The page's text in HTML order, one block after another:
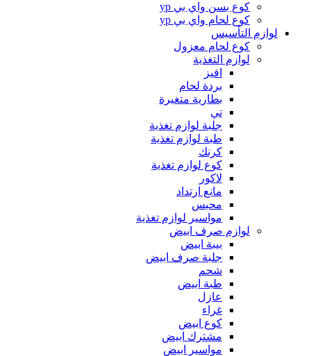
كوع بسن واي بي yp
كوع لحام واي بي yp
لوازم التأسيس
كوع لحام معزول
لوازم التغذية
افيز
بردة لحام
بطارية متغيرة
تي
جلبة لوازم تغذية
طبة لوازم تغذية
كرنك
كوع لوازم تغذية
لاكور
مانع ارتداد
محبس
مواسير لوازم تغذية
لوازم صرف ابيض
بيبة ابيض
جلبة صرف ابيض
شحم
طبة ابيض
عازل
غراء
كوع ابيض
مشترك ابيض
مواسير ابيض